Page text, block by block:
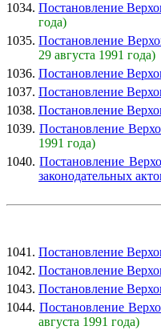
1034.Постановление
года)
1035.Постановление
29 августа 1991 года)
1036. Постановление
1037. Постановление
1038. Постановление
1039.Постановление
1991 года)
1040.Постановление
законодательных
1041. Постановление
1042. Постановление
1043. Постановление
1044.Постановление
августа 1991 года)